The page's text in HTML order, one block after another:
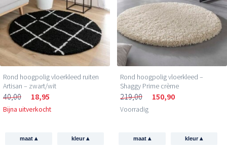
Rond hoogpolig vloerkleed ruiten
Artisan – zwart/wit
40,00 18,95
Bijna uitverkocht
maat ▴ kleur▴
Rond hoogpolig vloerkleed –
Shaggy Prime crème
219,00 150,90
Voorradig
maat ▴ kleur▴